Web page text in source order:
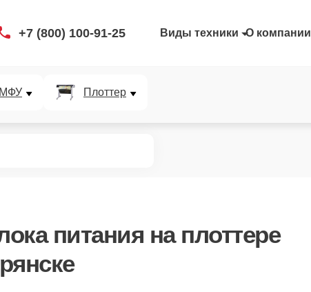
+7 (800) 100-91-25 Виды техники О компании
МФУ Плоттер
питания на плоттере